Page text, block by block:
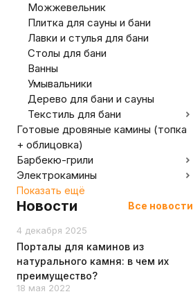
Можжевельник
Плитка для сауны и бани
Лавки и стулья для бани
Столы для бани
Ванны
Умывальники
Дерево для бани и сауны
Текстиль для бани
Готовые дровяные камины (топка
+ облицовка)
Барбекю-грили
Электрокамины
Показать ещё
Новости Все новости
4 декабря 2025
Порталы для каминов из
натурального камня: в чем их
преимущество?
18 мая 2022